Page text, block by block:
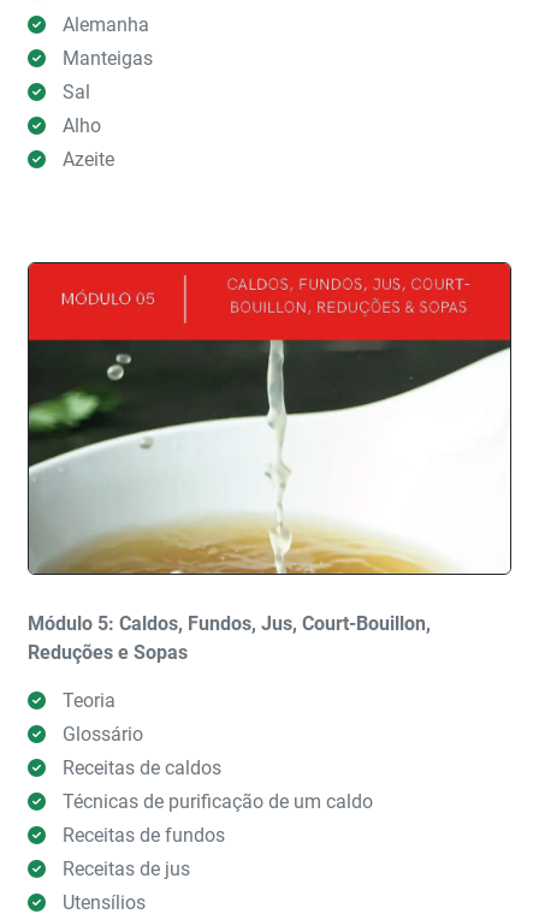
Alemanha
Manteigas
Sal
Alho
Azeite
Módulo 5: Caldos, Fundos, Jus, Court-Bouillon,
Reduções e Sopas
Teoria
Glossário
Receitas de caldos
Técnicas de purificação de um caldo
Receitas de fundos
Receitas de jus
Utensílios